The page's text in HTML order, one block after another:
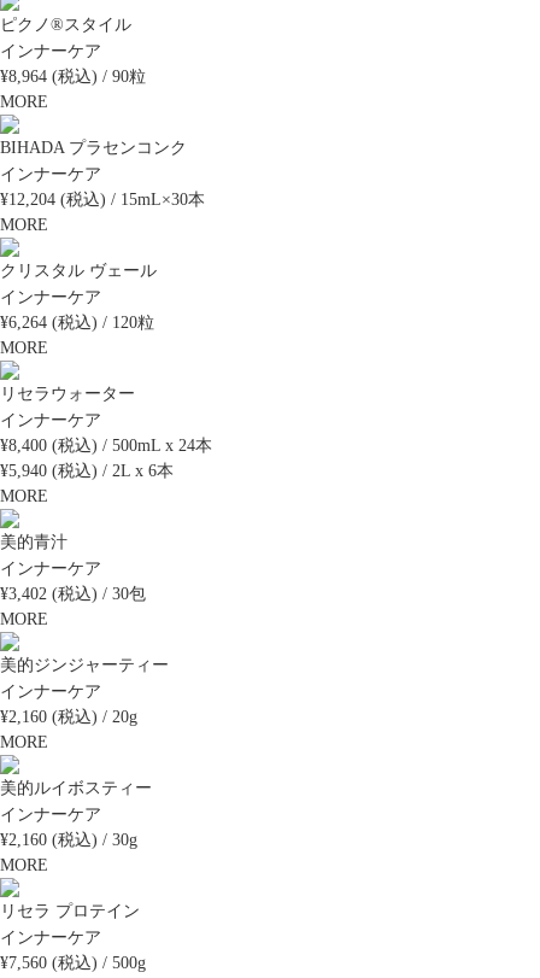
ピクノ®スタイル
インナーケア
¥8,964 (税込) / 90粒
MORE
BIHADA プラセンコンク
インナーケア
¥12,204 (税込) / 15mL×30本
MORE
クリスタル ヴェール
インナーケア
¥6,264 (税込) / 120粒
MORE
リセラウォーター
インナーケア
¥8,400 (税込) / 500mL x 24本
¥5,940 (税込) / 2L x 6本
MORE
美的青汁
インナーケア
¥3,402 (税込) / 30包
MORE
美的ジンジャーティー
インナーケア
¥2,160 (税込) / 20g
MORE
美的ルイボスティー
インナーケア
¥2,160 (税込) / 30g
MORE
リセラ プロテイン
インナーケア
¥7,560 (税込) / 500g